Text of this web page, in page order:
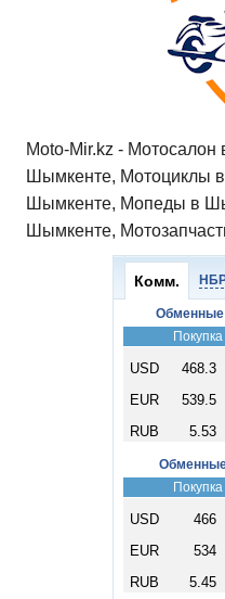
Moto-Mir.kz -
Шымкенте, Мотоциклы
Шымкенте, Мопеды в
Шымкенте,